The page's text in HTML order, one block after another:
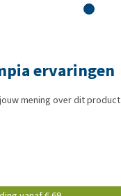
ervaringen
mening over dit product